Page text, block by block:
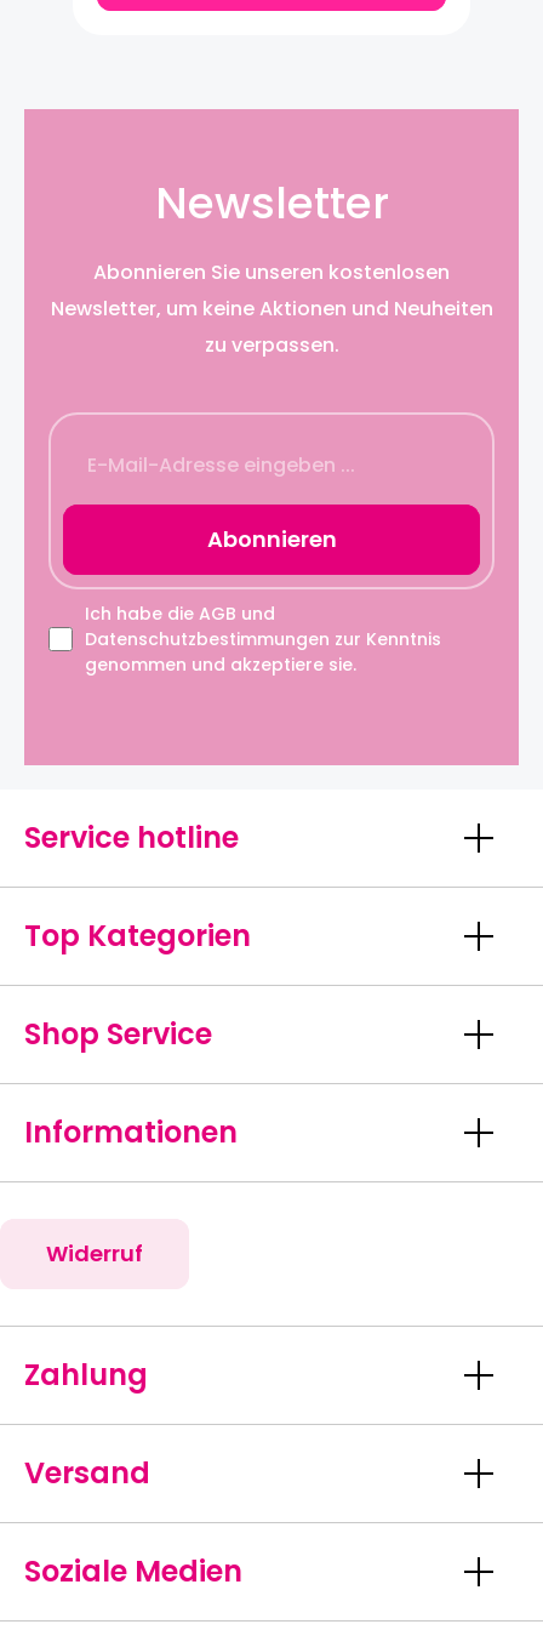
2 cm
Newsletter
Abonnieren Sie unseren kostenlosen
Newsletter, um keine Aktionen und Neuheiten
zu verpassen.
Abonnieren
Ich habe die AGB und
Datenschutzbestimmungen zur Kenntnis
genommen und akzeptiere sie.
Service hotline
Top Kategorien
Shop Service
Informationen
Widerruf
Zahlung
Versand
Soziale Medien